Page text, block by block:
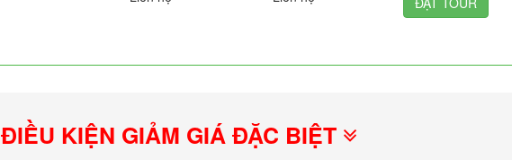
ĐIỀU KIỆN GIẢM GIÁ ĐẶC BIỆT